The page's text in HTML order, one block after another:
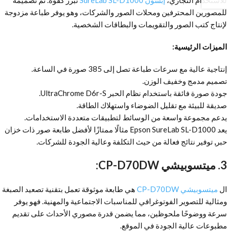
للمصورين المحترفين ومحلات الصور والشركات، وهو يوفر طباعة مزدوجة
لإنتاج كتب الصور والتقويمات والبطاقات الشخصية.
الميزات الرئيسية:
إنتاجية عالية مع سرعات طباعة تصل إلى 385 صورة في الساعة.
تصميم مدمج وخفيف الوزن.
جودة صورة فائقة باستخدام نظام الحبر UltraChrome D6r-S.
صديقة للبيئة مع تقليل الضوضاء واستهلاك الطاقة.
يدعم مجموعة واسعة من الوسائط لتطبيقات متعددة الاستخدامات.
يعد Epson SureLab SL-D1000 مثالًا ممتازًا لأفضل طابعة صور ذات خزان
حبر توفير نتائج فعالة من حيث التكلفة وعالية الجودة للشركات.
3. ميتسوبيشي CP-D70DW:
ال ميتسوبيشي CP-D70DW
هي طابعة موثوقة تعمل بتقنية تصعيد الصبغة
ومثالية للتصوير الفوتوغرافي للمناسبات الاجتماعية والمهنية. فهو يوفر
سرعة ووضوحًا ملحوظين، مما يضمن قدرة مصوري الأحداث على تقديم
مطبوعات عالية الجودة في الموقع.